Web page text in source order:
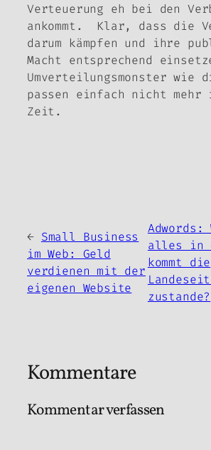
Verteuerung eh bei den
ankommt. Klar, dass die
darum kämpfen und ihre
Macht entsprechend
Umverteilungsmonster wie
passen einfach nicht
Zeit.
← Small Business
im Web: Geld
verdienen mit der
eigenen Website
Adwords:
alles in
kommt die
zustande?
Kommentare
Kommentar verfassen